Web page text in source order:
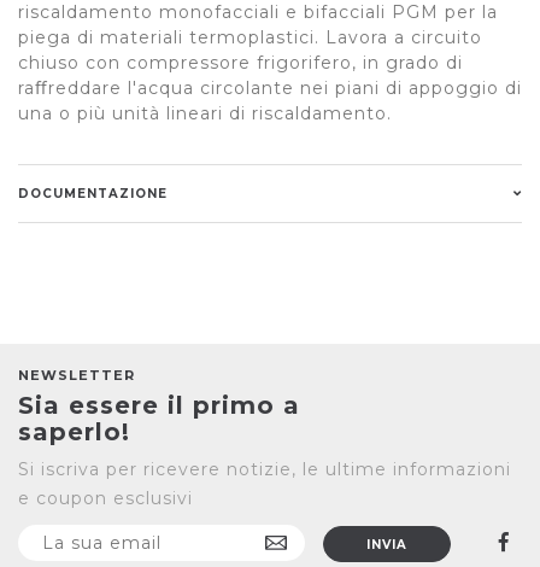
riscaldamento monofacciali e bifacciali PGM per la
piega di materiali termoplastici. Lavora a circuito
chiuso con compressore frigorifero, in grado di
raﬀreddare l'acqua circolante nei piani di appoggio di
una o più unità lineari di riscaldamento.
DOCUMENTAZIONE
NEWSLETTER
Sia essere il primo a
saperlo!
Si iscriva per ricevere notizie, le ultime informazioni
e coupon esclusivi